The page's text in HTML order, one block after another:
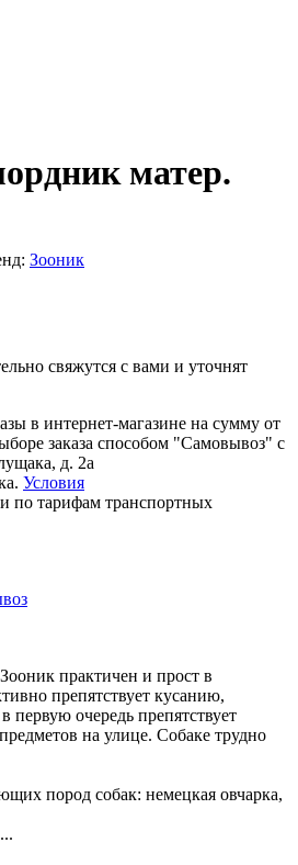
матер.
Зооник
свяжутся с вами и уточнят
в интернет-магазине на сумму от
заказа способом "Самовывоз" с
д. 2а
Условия
по тарифам транспортных
практичен и прост в
препятствует кусанию,
очередь препятствует
на улице. Собаке трудно
пород собак: немецкая овчарка,